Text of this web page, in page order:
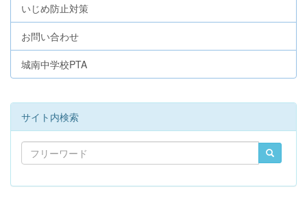
いじめ防止対策
お問い合わせ
城南中学校PTA
サイト内検索